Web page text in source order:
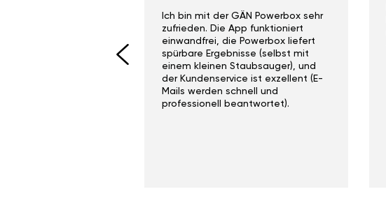
Ich bin mit der GÄN Powerbox sehr
zufrieden. Die App funktioniert
einwandfrei, die Powerbox liefert
spürbare Ergebnisse (selbst mit
einem kleinen Staubsauger), und
der Kundenservice ist exzellent (E-
Mails werden schnell und
professionell beantwortet).